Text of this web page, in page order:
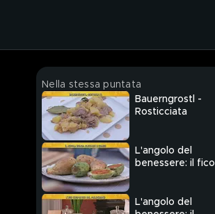
Nella stessa puntata
Bauerngrostl -
Rosticciata
L'angolo del
benessere: il fico
L'angolo del